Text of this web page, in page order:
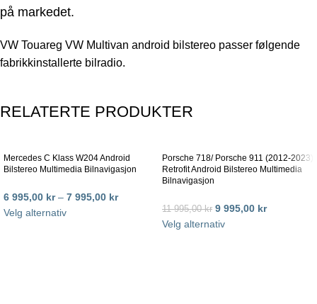
på markedet.
VW Touareg VW Multivan android bilstereo passer følgende
fabrikkinstallerte bilradio.
RELATERTE PRODUKTER
Mercedes C Klass W204 Android
Bilstereo Multimedia Bilnavigasjon
6 995,00 kr – 7 995,00 kr
Velg alternativ
Porsche 718/ Porsche 911 (2012-2023)
Retrofit Android Bilstereo Multimedia
Bilnavigasjon
11 995,00kr 9 995,00 kr
Velg alternativ